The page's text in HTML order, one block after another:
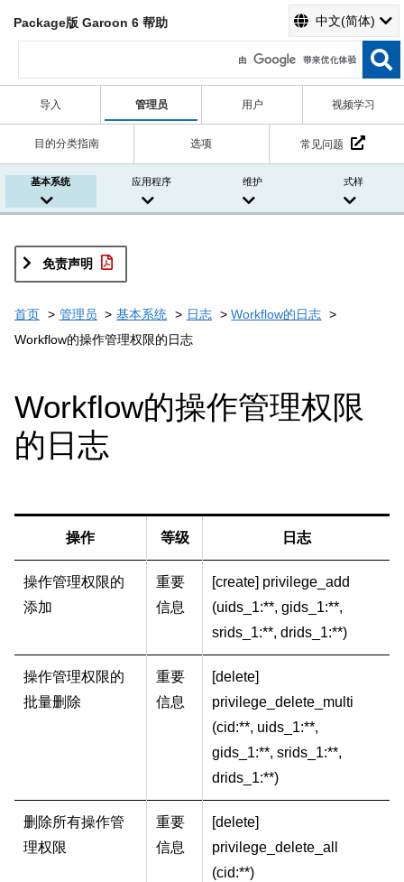
Package版 Garoon 6 帮助 中文(简体)
导入 管理员 用户 视频学习
目的分类指南 选项 常见问题
基本系统 应用程序 维护 式样
免责声明
首页 管理员 基本系统 日志
Workflow的日志
Workflow的操作管理权限的日志
Workflow的操作管理权限
的日志
操作 等级 日志
操作管理权限的
添加
重要
信息
[create] privilege_add
(uids_1:**, gids_1:**,
srids_1:**, drids_1:**)
操作管理权限的
批量删除
重要
信息
[delete]
privilege_delete_multi
(cid:**, uids_1:**,
gids_1:**, srids_1:**,
drids_1:**)
删除所有操作管
理权限
重要
信息
[delete]
privilege_delete_all
(cid:**)